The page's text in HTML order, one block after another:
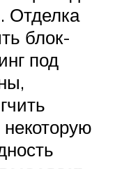
Отделка
блок-
под